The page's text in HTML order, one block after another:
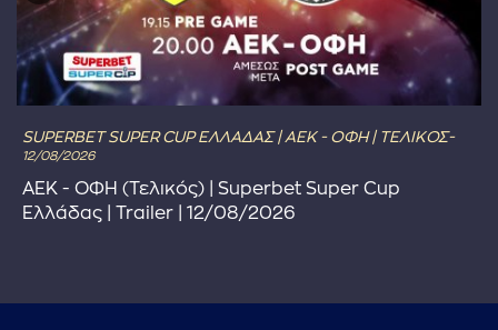
SUPERBET SUPER CUP ΕΛΛΑΔΑΣ | ΑΕΚ - ΟΦΗ | ΤΕΛΙΚΟΣ-
12/08/2026
ΑΕΚ - ΟΦΗ (Τελικός) | Superbet Super Cup
Ελλάδας | Trailer | 12/08/2026